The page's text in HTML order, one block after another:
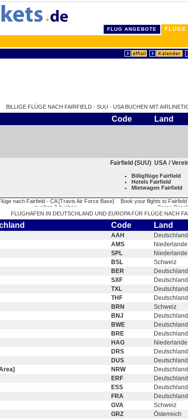
FLUG ANGEBOTE FLÜGE
BILLIGE FLÜGE NACH FAIRFIELD - SUU - USA BUCHEN MIT
Code Land
Fairfield (SUU) USA /
Billigflüge Fairfield
Hotels Fairfield
Mietwagen Fairfield
FLUGHAFEN IN DEUTSCHLAND UND EUROPA FÜR FLÜGE NACH
Code Land
AAH
Deutschland
AMS
Niederlande
SPL
Niederlande
BSL
Schweiz
BER
Deutschland
SXF
Deutschland
TXL
Deutschland
THF
Deutschland
BRN
Schweiz
BNJ
Deutschland
BWE
Deutschland
BRE
Deutschland
HAG
Niederlande
DRS
Deutschland
DUS
Deutschland
NRW
Deutschland
ERF
Deutschland
ESS
Deutschland
FRA
Deutschland
GVA
Schweiz
GRZ
Österreich